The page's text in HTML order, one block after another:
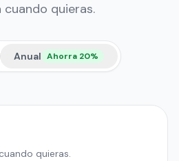
cuando quieras.
Anual Ahorra 20%
quieras.